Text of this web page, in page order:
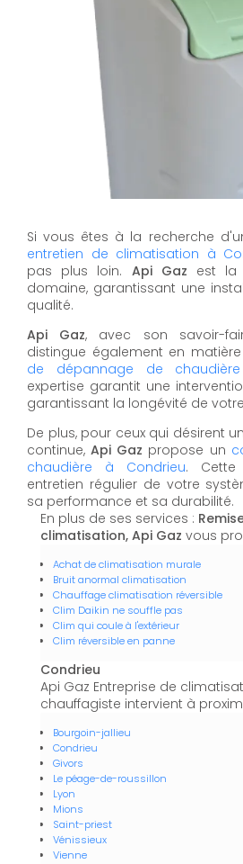
Si vous êtes à la recherche
entretien de climatisation à
pas plus loin. Api Gaz est la
domaine, garantissant une
qualité.
Api Gaz, avec son savoir-
distingue également en
de dépannage de
expertise garantit une
garantissant la longévité de
De plus, pour ceux qui désirent
continue,Api Gaz propose un
chaudière à Condrieu. Cette
entretien régulier de votre
sa performance et sa durabilité.
En plus de ses services :
climatisation, Api Gaz vous
Achat de climatisation murale
Bruit anormal climatisation
Chauffage climatisation réversible
Clim Daikin ne souffle pas
Clim qui coule à l'extérieur
Clim réversible en panne
Condrieu
Api Gaz Entreprise de
chauffagiste intervient à
Bourgoin-jallieu
Condrieu
Givors
Le péage-de-roussillon
Lyon
Mions
Saint-priest
Vénissieux
Vienne